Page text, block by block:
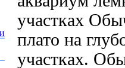
участках
плато на
участках.